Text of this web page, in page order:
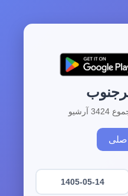
1405-05-14